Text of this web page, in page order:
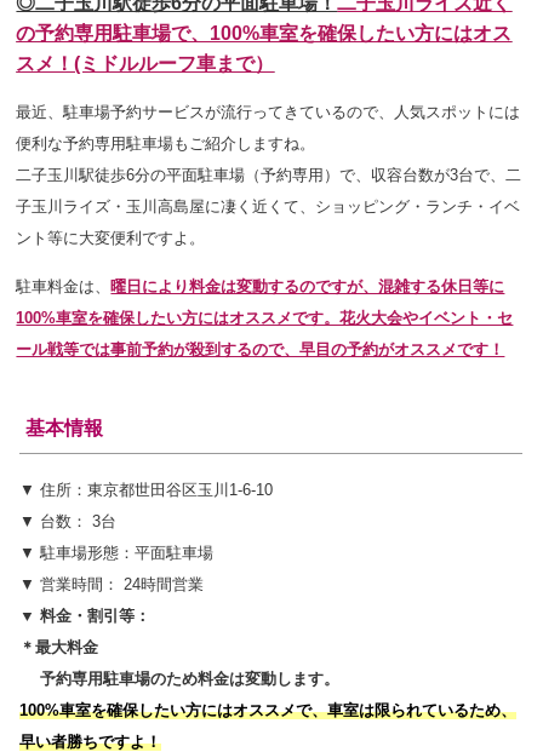
の予約専用駐車場で、100%車室を確保したい方にはオス
スメ！(ミドルルーフ車まで）
最近、駐車場予約サービスが流行ってきているので、人気スポットには
便利な予約専用駐車場もご紹介しますね。
二子玉川駅徒歩6分の平面駐車場（予約専用）で、収容台数が3台で、二
子玉川ライズ・玉川高島屋に凄く近くて、ショッピング・ランチ・イベ
ント等に大変便利ですよ。
駐車料金は、曜日により料金は変動するのですが、混雑する休日等に
100%車室を確保したい方にはオススメです。花火大会やイベント・セ
ール戦等では事前予約が殺到するので、早目の予約がオススメです！
基本情報
▼ 住所：東京都世田谷区玉川1-6-10
▼ 台数： 3台
▼ 駐車場形態：平面駐車場
▼ 営業時間： 24時間営業
▼ 料金・割引等：
＊最大料金
予約専用駐車場のため料金は変動します。
100%車室を確保したい方にはオススメで、車室は限られているため、
早い者勝ちですよ！